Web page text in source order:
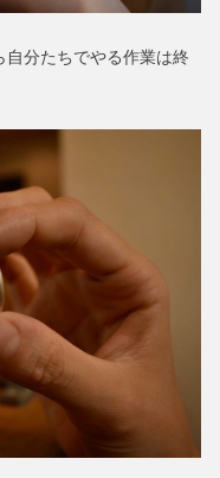
分たちでやる作業は終